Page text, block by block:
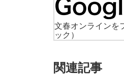
文春オンラインを
ック）
関連記事